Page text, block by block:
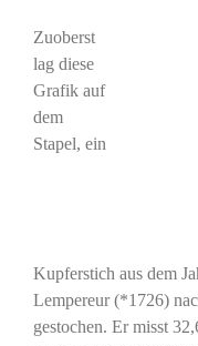
Zuoberst
lag diese
Grafik auf
dem
Stapel, ein
Kupferstich aus dem
Lempereur (*1726)
gestochen. Er misst